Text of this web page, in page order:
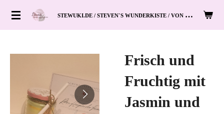
Zum
S
TEWUKI.DE / STEVEN`S WUNDERKISTE / VON HAND ZUM HERZ
Frisch und
Fruchtig mit
Jasmin und